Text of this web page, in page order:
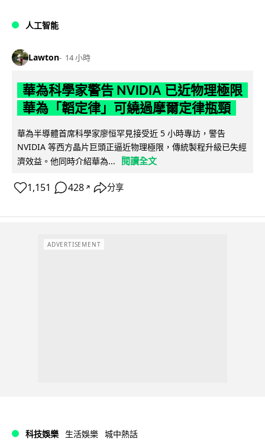
人工智能
Lawton 14 小時
華為科學家警告 NVIDIA 已近物理極限
華為「韜定律」可繞過摩爾定律瓶頸
華為半導體首席科學家廖恒罕見接受近 5 小時專訪，警告
NVIDIA 等西方晶片巨頭正逼近物理極限，傳統製程升級已失經
濟效益。他同時介紹華為...
閱讀全文
1,151 428 ↗ 分享
ADVERTISEMENT
科技娛樂 生活娛樂 城中熱話